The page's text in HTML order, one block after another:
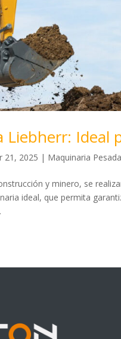
Liebherr: Ideal
21, 2025 | Maquinaria Pesada
y minero, se
ideal, que permita